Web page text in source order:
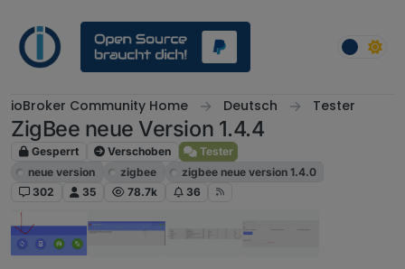
ioBroker Community Home Deutsch Tester
ZigBee neue Version 1.4.4
Gesperrt Verschoben
Tester
neue version
zigbee
zigbee neue version 1.4.0
302
35 78.7k 36